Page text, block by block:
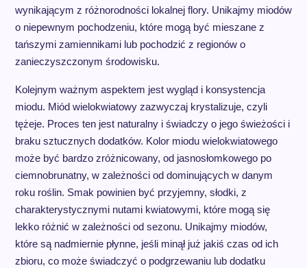
wynikającym z różnorodności lokalnej flory. Unikajmy miodów
o niepewnym pochodzeniu, które mogą być mieszane z
tańszymi zamiennikami lub pochodzić z regionów o
zanieczyszczonym środowisku.
Kolejnym ważnym aspektem jest wygląd i konsystencja
miodu. Miód wielokwiatowy zazwyczaj krystalizuje, czyli
tężeje. Proces ten jest naturalny i świadczy o jego świeżości i
braku sztucznych dodatków. Kolor miodu wielokwiatowego
może być bardzo zróżnicowany, od jasnosłomkowego po
ciemnobrunatny, w zależności od dominujących w danym
roku roślin. Smak powinien być przyjemny, słodki, z
charakterystycznymi nutami kwiatowymi, które mogą się
lekko różnić w zależności od sezonu. Unikajmy miodów,
które są nadmiernie płynne, jeśli minął już jakiś czas od ich
zbioru, co może świadczyć o podgrzewaniu lub dodatku